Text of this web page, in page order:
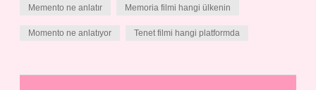
Memento ne anlatır Memoria filmi hangi ülkenin
Momento ne anlatıyor Tenet filmi hangi platformda